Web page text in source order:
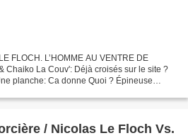
FLOCH. L’HOMME AU VENTRE DE
Chaiko La Couv': Déjà croisés sur le site ?
planche: Ca donne Quoi ? Épineuse
Floch Vs.